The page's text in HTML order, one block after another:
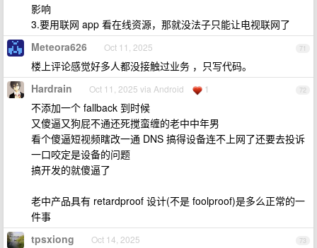
影响
3.要用联网 app 看在线资源，那就没法子只能让电视联网了
71
Meteora626 Oct 11, 2025
楼上评论感觉好多人都没接触过业务 ，只写代码。
72
Hardrain Oct 11, 2025 via Android 1
不添加一个 fallback 到时候
又傻逼又狗屁不通还死搅蛮缠的老中中年男
看个傻逼短视频瞎改一通 DNS 搞得设备连不上网了还要去投诉
一口咬定是设备的问题
搞开发的就傻逼了
老中产品具有 retardproof 设计(不是 foolproof)是多么正常的一
件事
73
tpsxiong Oct 14, 2025